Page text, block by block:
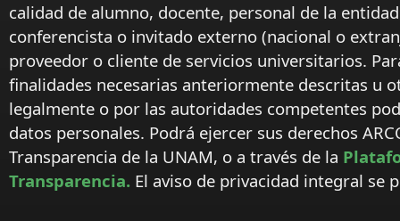
calidad de alumno, docente, personal de la
conferencista o invitado externo (nacional o
proveedor o cliente de servicios universitarios.
finalidades necesarias anteriormente descritas u
legalmente o por las autoridades competentes
datos personales. Podrá ejercer sus derechos
Transparencia de la UNAM, o a través de la
Transparencia. El aviso de privacidad integral se